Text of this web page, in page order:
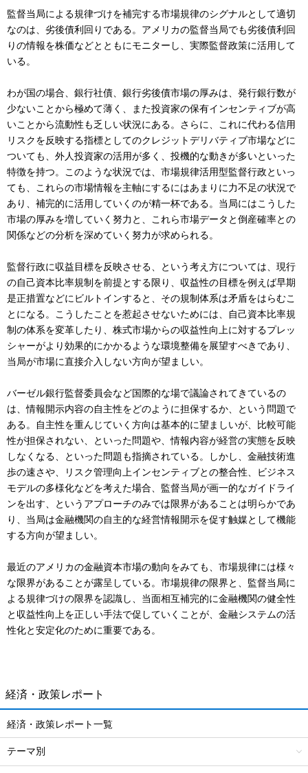
監督当局による規律づけを補完する市場規律のシグナルとして適切
なのは、劣後債利回りである。アメリカの監督当局でも劣後債利回
りの情報を株価などとともにモニターし、実際監督政策に活用して
いる。
わが国の場合、銀行社債、銀行劣後債市場の厚みは、発行銀行数が
少ないことから極めて薄く、また投資家の保有インセンティブが高
いことから流動性も乏しい状況にある。さらに、これに代わる信用
リスクを反映する指標としてのクレジットデリバティブ市場などに
ついても、外人投資家の活用が多く、投機的な動きが多いといった
特徴を持つ。このような状況では、市場規律活用型監督行政といっ
ても、これらの市場情報を主軸にするにはあまりに力不足の状況で
あり、補完的に活用していくのが精一杯である。当局にはこうした
市場の厚みを増していく努力と、これら市場データと倒産確率との
関係などの分析を深めていく努力が求められる。
監督行政に収益目標を反映させる、という考え方については、現行
の自己資本比率規制を前提とする限り、収益性の目標を例えば早期
是正措置などにビルトインすると、その規制体系は矛盾をはらむこ
とになる。こうしたことを惹起させないためには、自己資本比率規
制の体系を変革したり、株式市場からの収益性向上に対するプレッ
シャーがより効果的にかかるような環境整備を展望すべきであり、
当局が市場に直接介入しない方向が望ましい。
バーゼル銀行監督委員会など国際的な場で議論されてきているの
は、情報開示内容の自主性をどのように担保するか、という問題で
ある。自主性を重んじていく方向は基本的に望ましいが、比較可能
性が担保されない、といった問題や、情報内容が経営の実態を反映
しなくなる、といった問題も指摘されている。しかし、金融技術進
歩の速さや、リスク管理向上インセンティブとの整合性、ビジネス
モデルの多様化などを考えた場合、監督当局が画一的なガイドライ
ンを出す、というアプローチのみでは限界があることは明らかであ
り、当局は金融機関の自主的な経営情報開示を促す触媒として機能
する方向が望ましい。
最近のアメリカの金融資本市場の動向をみても、市場規律には様々
な限界があることが露呈している。市場規律の限界と、監督当局に
よる規律づけの限界を認識し、当面相互補完的に金融機関の健全性
と収益性向上を正しい手法で促していくことが、金融システムの活
性化と安定化のために重要である。
経済・政策レポート
経済・政策レポート一覧
テーマ別